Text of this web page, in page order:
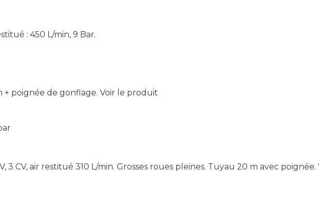
: 450 L/min, 9 Bar.
+ poignée de gonflage. Voir le produit
3 CV, air restitué 310 L/min. Grosses roues pleines. Tuyau 20 m avec poignée.